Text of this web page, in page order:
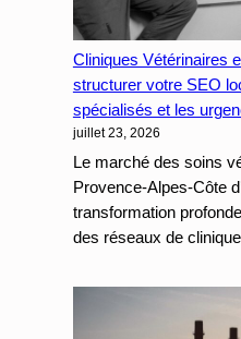
Cliniques Vétérinaires
structurer votre SEO
spécialisés et les
juillet 23, 2026
Le marché des soins
Provence-Alpes-Côte
transformation
des réseaux de